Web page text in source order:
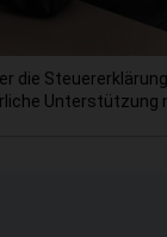
die Steuererklärung.
Unterstützung